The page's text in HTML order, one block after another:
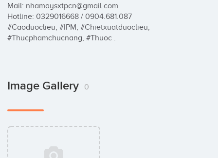
Mail: nhamaysxtpcn@gmail.com
Hotline: 0329016668 / 0904.681.087
#Caoduoclieu, #IPM, #Chietxuatduoclieu,
#Thucphamchucnang, #Thuoc .
Image Gallery 0